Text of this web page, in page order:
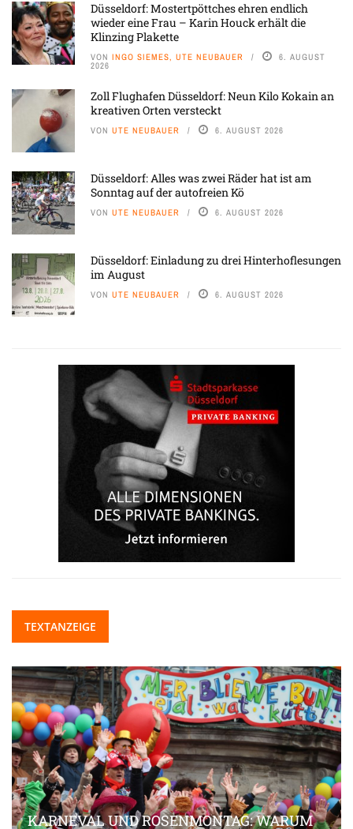
Düsseldorf: Mostertpöttches ehren endlich
wieder eine Frau – Karin Houck erhält die
Klinzing Plakette
VON INGO SIEMES, UTE NEUBAUER 6. AUGUST
2026
Zoll Flughafen Düsseldorf: Neun Kilo Kokain an
kreativen Orten versteckt
VON UTE NEUBAUER 6. AUGUST 2026
Düsseldorf: Alles was zwei Räder hat ist am
Sonntag auf der autofreien Kö
VON UTE NEUBAUER 6. AUGUST 2026
Düsseldorf: Einladung zu drei Hinterhoflesungen
im August
VON UTE NEUBAUER 6. AUGUST 2026
TEXTANZEIGE
KARNEVAL UND ROSENMONTAG: WARUM